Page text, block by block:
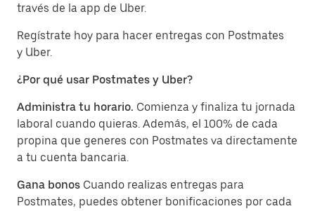
través de la app de Uber.
Regístrate hoy para hacer entregas con Postmates
y Uber.
¿Por qué usar Postmates y Uber?
Administra tu horario. Comienza y finaliza tu jornada
laboral cuando quieras. Además, el 100% de cada
propina que generes con Postmates va directamente
a tu cuenta bancaria.
Gana bonos Cuando realizas entregas para
Postmates, puedes obtener bonificaciones por cada